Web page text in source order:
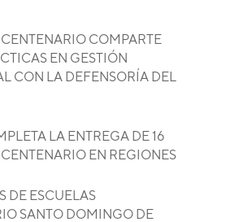
COMPARTE
EN GESTIÓN
CON LA DEFENSORÍA DEL
LA ENTREGA DE 16
EN REGIONES
DE ESCUELAS
SANTO DOMINGO DE